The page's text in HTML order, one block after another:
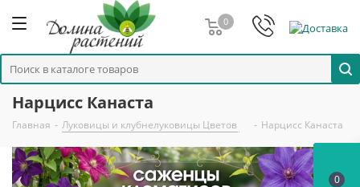
0
Нарцисс Канаста
Главная - Луковицы и клубнелуковицы Цветов - Нарцисс Канаста
0